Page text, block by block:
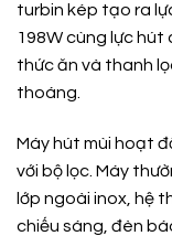
turbin kép tạo ra
198W cùng lực hút
thức ăn và thanh
thoáng.
Máy hút mùi hoạt
với bộ lọc. Máy
lớp ngoài inox, hệ
chiếu sáng, đèn